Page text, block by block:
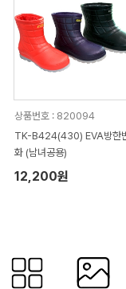
상품번호 : 820094
TK-B424(430) EVA방한
화 (남녀공용)
12,200원